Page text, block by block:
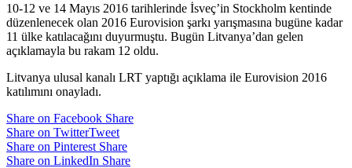
10-12 ve 14 Mayıs 2016 tarihlerinde İsveç’in Stockholm kentinde
düzenlenecek olan 2016 Eurovision şarkı yarışmasına bugüne kadar
11 ülke katılacağını duyurmuştu. Bugün Litvanya’dan gelen
açıklamayla bu rakam 12 oldu.
Litvanya ulusal kanalı LRT yaptığı açıklama ile Eurovision 2016
katılımını onayladı.
Share on Facebook Share
Share on TwitterTweet
Share on Pinterest Share
Share on LinkedIn Share